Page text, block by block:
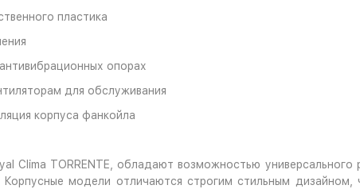
пластика
опорах
для обслуживания
корпуса фанкойла
Clima TORRENTE, обладают возможностью
модели отличаются строгим стильным